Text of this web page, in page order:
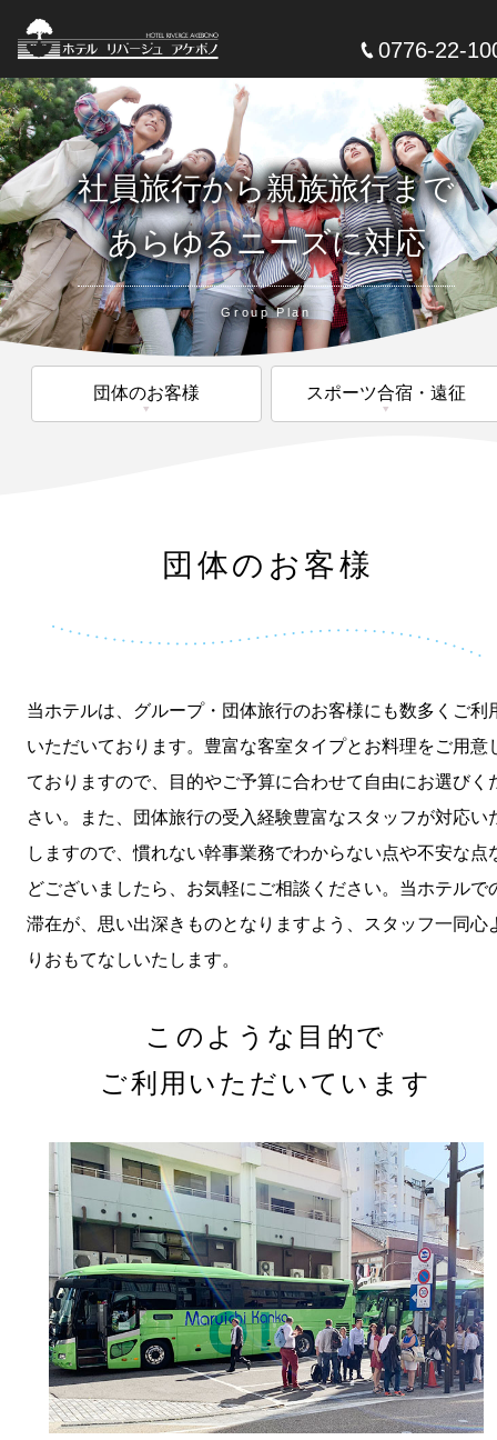
0776-22-
社員旅行から親族旅行まで
あらゆるニーズに対応
Group Plan
団体のお客様 スポーツ合宿・遠征
団体のお客様
当ホテルは、グループ・団体旅行のお客様にも数多くご利
いただいております。豊富な客室タイプとお料理をご用意
ておりますので、目的やご予算に合わせて自由にお選びく
さい。また、団体旅行の受入経験豊富なスタッフが対応い
しますので、慣れない幹事業務でわからない点や不安な点
どございましたら、お気軽にご相談ください。当ホテルで
滞在が、思い出深きものとなりますよう、スタッフ一同心
りおもてなしいたします。
このような目的で
ご利用いただいています